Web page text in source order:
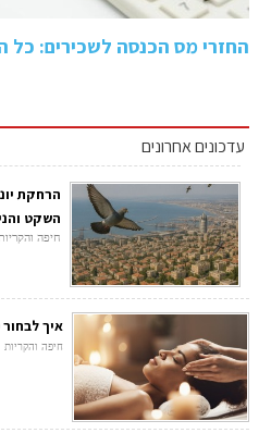
החזרי מס הכנסה לשכירים:
עדכונים אחרונים
הרחקת
השקט
חיפה והקריות
איך
חיפה והקריות